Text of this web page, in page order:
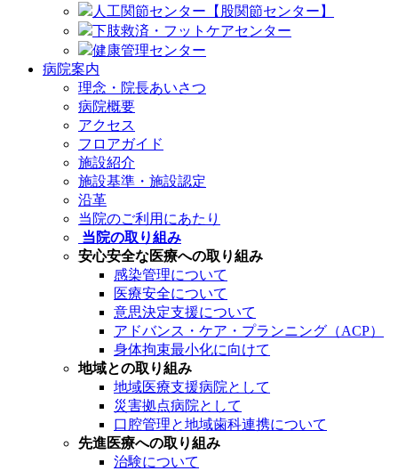
人工関節センター【股関節センター】
下肢救済・フットケアセンター
健康管理センター
病院案内
理念・院長あいさつ
病院概要
アクセス
フロアガイド
施設紹介
施設基準・施設認定
沿革
当院のご利用にあたり
当院の取り組み
安心安全な医療への取り組み
感染管理について
医療安全について
意思決定支援について
アドバンス・ケア・プランニング（ACP）
身体拘束最小化に向けて
地域との取り組み
地域医療支援病院として
災害拠点病院として
口腔管理と地域歯科連携について
先進医療への取り組み
治験について